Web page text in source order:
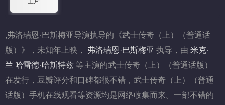
正片
,弗洛瑞恩·巴斯梅亚导演执导的《武士传奇（上）（普通话
版）》，未知年上映，
弗洛瑞恩·巴斯梅亚 执导，由 米克·
兰 哈雷德·哈斯特兹 等主演的武士传奇（上）（普通话版）
在发行，豆瓣评分和口碑都很不错，武士传奇（上）（普通
话版）手机在线观看等资源均是网络收集而来。一部不错的